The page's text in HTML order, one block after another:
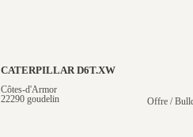
CATERPILLAR D6T.XW
Côtes-d'Armor
22290 goudelin
Offre /